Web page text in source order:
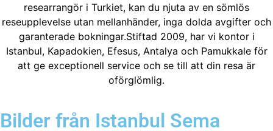
researrangör i Turkiet, kan du njuta av en sömlös
reseupplevelse utan mellanhänder, inga dolda avgifter och
garanterade bokningar.Stiftad 2009, har vi kontor i
Istanbul, Kapadokien, Efesus, Antalya och Pamukkale för
att ge exceptionell service och se till att din resa är
oförglömlig.
Bilder från Istanbul Sema